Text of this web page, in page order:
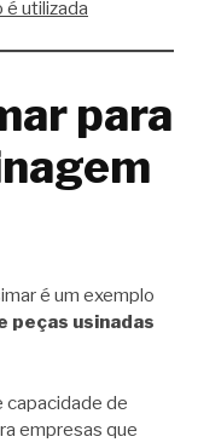
é utilizada
para
é um exemplo
peças usinadas
capacidade de
empresas que